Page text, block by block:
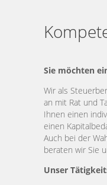
Sie möchten
Wir als
an mit Rat und
Ihnen einen
einen
Auch bei der
beraten wir Sie
Unser